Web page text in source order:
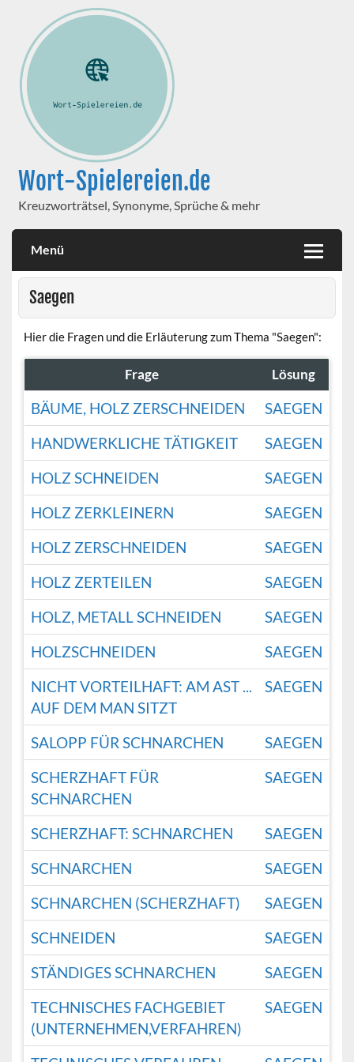
Wort-Spielereien.de
Kreuzworträtsel, Synonyme, Sprüche & mehr
Menü
Saegen
Hier die Fragen und die Erläuterung zum Thema "Saegen":
Frage Lösung
BÄUME, HOLZ ZERSCHNEIDEN
SAEGEN
HANDWERKLICHE TÄTIGKEIT
SAEGEN
HOLZ SCHNEIDEN
SAEGEN
HOLZ ZERKLEINERN
SAEGEN
HOLZ ZERSCHNEIDEN
SAEGEN
HOLZ ZERTEILEN
SAEGEN
HOLZ, METALL SCHNEIDEN
SAEGEN
HOLZSCHNEIDEN
SAEGEN
NICHT VORTEILHAFT: AM AST ...
AUF DEM MAN SITZT
SAEGEN
SALOPP FÜR SCHNARCHEN
SAEGEN
SCHERZHAFT FÜR
SCHNARCHEN
SAEGEN
SCHERZHAFT: SCHNARCHEN
SAEGEN
SCHNARCHEN
SAEGEN
SCHNARCHEN (SCHERZHAFT)
SAEGEN
SCHNEIDEN
SAEGEN
STÄNDIGES SCHNARCHEN
SAEGEN
TECHNISCHES FACHGEBIET
(UNTERNEHMEN,VERFAHREN)
SAEGEN